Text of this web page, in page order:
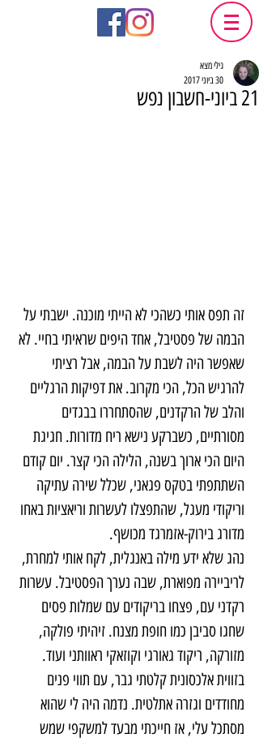
21 ביוני-חשבון נפש
גילי מצא
30 ביוני 2017
זה תפס אותי כשהכי לא הייתי מוכנה. ישבתי על
הבמה של פסטיבל, אחד היפים שראיתי בחיי. לא
שאפשר היה לשבת על הבמה, אבל רציתי
להרגיש הכל, הכי מקרוב. את דפיקות הרגליים
והלב של הרקדנים, שהסתחררו בבגדים
מסורתיים, כשברקע נישא ריח מדורות. חגיגת
היום הכי ארוך בשנה, הלילה הכי קצר. יום קודם
השתתפתי בטקס פגאני, שכלל שירה עתיקה
וריקודי מעגל, שהתפצלו לעשרות וריאציות באחו
מדורג בירוק-אזמרגד מכושף.
נהג שלא ידע מילה באנגלית, לקח אותי למחרת,
לריביירה מפוארת, שבה נערך הפסטיבל. עשרות
רקדני עם, פצחו בריקודים עם שמלות פסים
שחגו סביבן כמו חופת מצנח. זיהיתי פולקה,
מזורקה, ריקוד גאורגי וקוזאקי ראוותני ועוד.
בזווית אלכסונית קלטתי גבר, עם תווי פנים
מחודדים וגזרה אתלטית. נדמה היה לי שהוא
מסתכל עלי, אז חייכתי מבעד למשקפי שמש